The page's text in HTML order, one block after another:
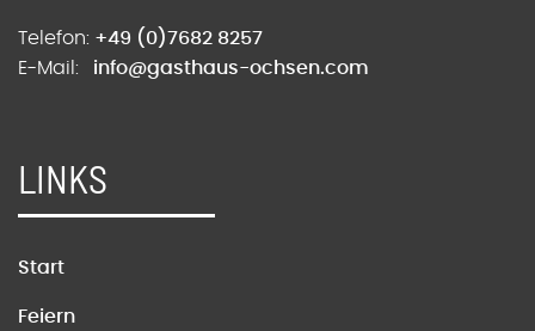
Telefon: +49 (0)7682 8257
E-Mail: info@gasthaus-ochsen.com
LINKS
Start
Feiern